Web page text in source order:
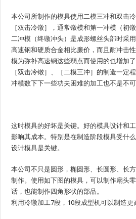
本公司所制作的模具使用二模三冲和双击
［双击冷镦］，通常镦模和第一冲模（初
二冲模（终镦冲头）是成形螺丝头部时采用
高速钢和硬质合金相比廉价，而且耐冲击
模为弥补高速钢这些弱点而使用的也增加了
［双击冷镦］、［二模三冲］的制造一定
冲模数下下一些功夫困难的加工也不是不可
这时模具的好坏是关键。好的模具设计和
影响其成本。特别是在制造阶段模具受什
设计模具是关键。
本公司不只是圆形，椭圆形、长圆形、长
制作。使用如下图的模具，可以制作扇头
话，也能制作四角形状的部品。
利用冷镦加工7段，10段成型机可以制造更